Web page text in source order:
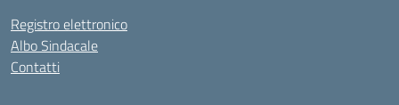
Registro elettronico
Albo Sindacale
Contatti